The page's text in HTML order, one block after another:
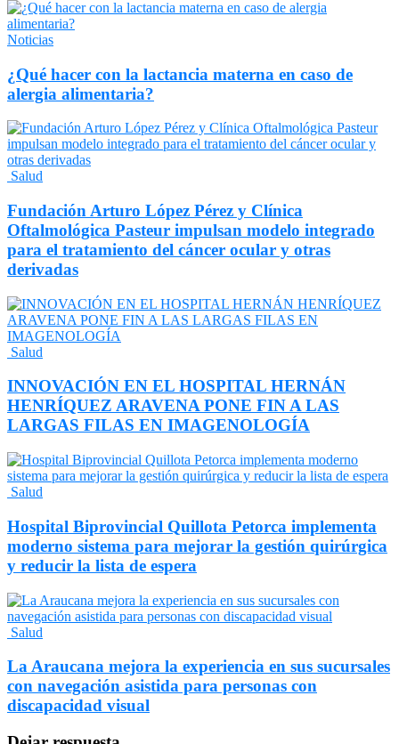
Noticias
¿Qué hacer con la lactancia materna en caso de
alergia alimentaria?
Salud
Fundación Arturo López Pérez y Clínica
Oftalmológica Pasteur impulsan modelo integrado
para el tratamiento del cáncer ocular y otras
derivadas
Salud
INNOVACIÓN EN EL HOSPITAL HERNÁN
HENRÍQUEZ ARAVENA PONE FIN A LAS
LARGAS FILAS EN IMAGENOLOGÍA
Salud
Hospital Biprovincial Quillota Petorca implementa
moderno sistema para mejorar la gestión quirúrgica
y reducir la lista de espera
Salud
La Araucana mejora la experiencia en sus sucursales
con navegación asistida para personas con
discapacidad visual